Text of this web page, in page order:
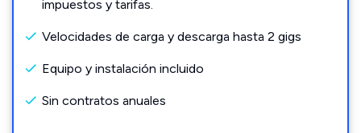
impuestos y tarifas.
Velocidades de carga y descarga hasta 2 gigs
Equipo y instalación incluido
Sin contratos anuales